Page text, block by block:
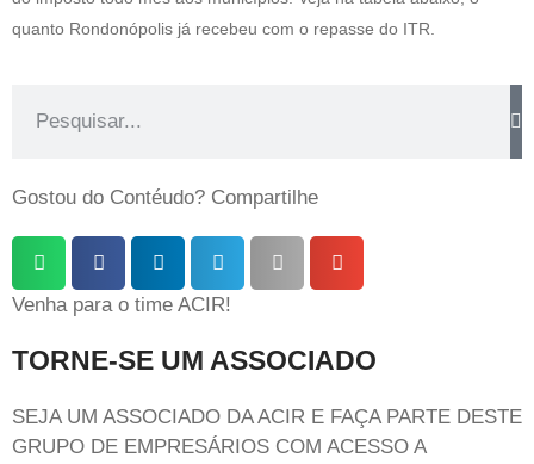
quanto Rondonópolis já recebeu com o repasse do ITR.
Gostou do Contéudo? Compartilhe
Venha para o time ACIR!
TORNE-SE UM ASSOCIADO
SEJA UM ASSOCIADO DA ACIR E FAÇA PARTE DESTE
GRUPO DE EMPRESÁRIOS COM ACESSO A